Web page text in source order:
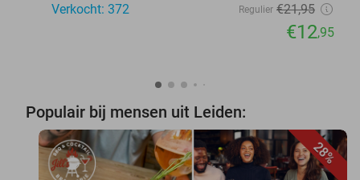
Verkocht: 372 Regulier €21,95
€12,95
Populair bij mensen uit Leiden:
28%